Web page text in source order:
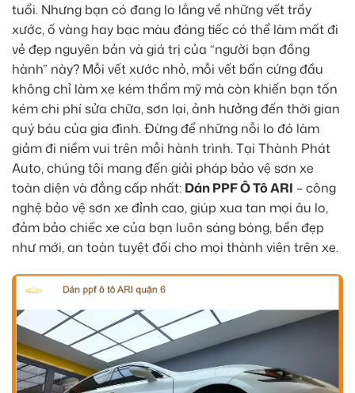
tuổi. Nhưng bạn có đang lo lắng về những vết trầy
xước, ố vàng hay bạc màu đáng tiếc có thể làm mất đi
vẻ đẹp nguyên bản và giá trị của “người bạn đồng
hành” này? Mỗi vết xước nhỏ, mỗi vết bẩn cứng đầu
không chỉ làm xe kém thẩm mỹ mà còn khiến bạn tốn
kém chi phí sửa chữa, sơn lại, ảnh hưởng đến thời gian
quý báu của gia đình. Đừng để những nỗi lo đó làm
giảm đi niềm vui trên mỗi hành trình. Tại Thành Phát
Auto, chúng tôi mang đến giải pháp bảo vệ sơn xe
toàn diện và đẳng cấp nhất: Dán PPF Ô Tô ARI – công
nghệ bảo vệ sơn xe đỉnh cao, giúp xua tan mọi âu lo,
đảm bảo chiếc xe của bạn luôn sáng bóng, bền đẹp
như mới, an toàn tuyệt đối cho mọi thành viên trên xe.